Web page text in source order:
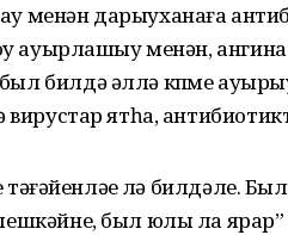
дарыуханаға
ауырлашыу менән,
билдә әллә күпме
вирустар ятһа,
тәғәйенләүе лә
был юлы ла ярар”